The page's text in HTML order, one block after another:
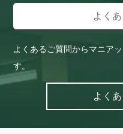
よく
よくあるご質問からマニア
す。
よく